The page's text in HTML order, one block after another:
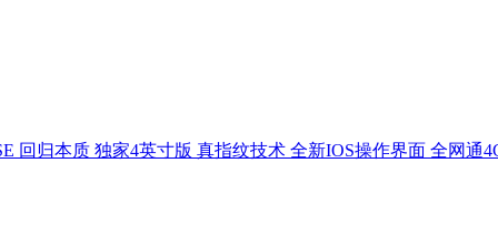
回归本质 独家4英寸版 真指纹技术 全新IOS操作界面 全网通